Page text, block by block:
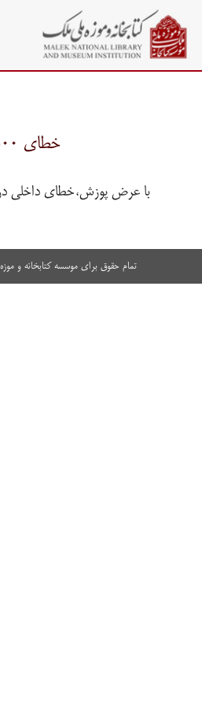
خطای ۵۰۰
با عرض پوزش،خطای داخلی
تمام حقوق برای موسسه کتابخانه و